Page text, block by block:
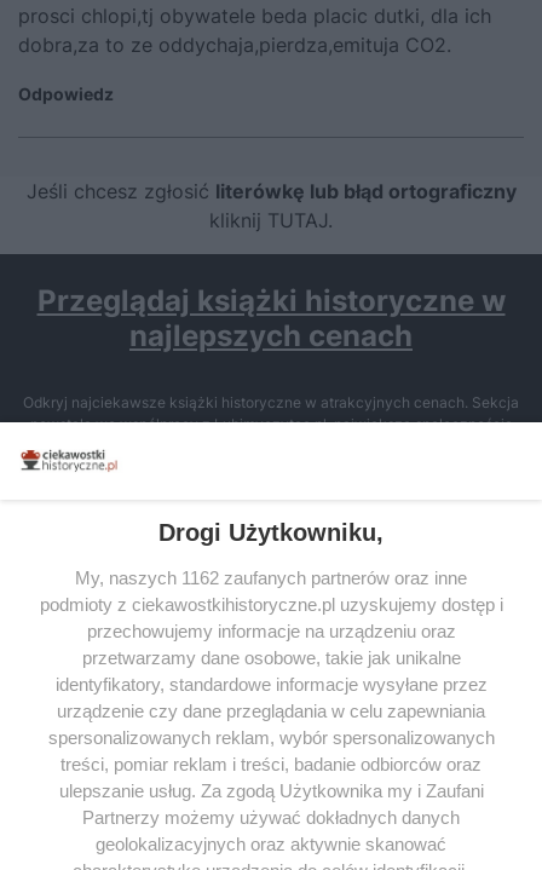
prosci chlopi,tj obywatele beda placic dutki, dla ich
dobra,za to ze oddychaja,pierdza,emituja CO2.
Odpowiedz
Jeśli chcesz zgłosić literówkę lub błąd ortograficzny
kliknij TUTAJ.
Przeglądaj książki historyczne w
najlepszych cenach
Odkryj najciekawsze książki historyczne w atrakcyjnych cenach. Sekcja
powstała we współpracy z Lubimyczytac.pl, największą społecznością
miłośników literatury w Polsce – dzięki temu możesz wybierać spośród
tytułów najwyżej ocenianych przez czytelników.
SERWIS
SPOŁECZNOŚĆ
WSPÓŁPRACA
KONTAKT
Drogi Użytkowniku,
My, naszych 1162 zaufanych partnerów oraz inne
podmioty z ciekawostkihistoryczne.pl uzyskujemy dostęp i
przechowujemy informacje na urządzeniu oraz
przetwarzamy dane osobowe, takie jak unikalne
identyfikatory, standardowe informacje wysyłane przez
urządzenie czy dane przeglądania w celu zapewniania
spersonalizowanych reklam, wybór spersonalizowanych
treści, pomiar reklam i treści, badanie odbiorców oraz
ulepszanie usług. Za zgodą Użytkownika my i Zaufani
Partnerzy możemy używać dokładnych danych
geolokalizacyjnych oraz aktywnie skanować